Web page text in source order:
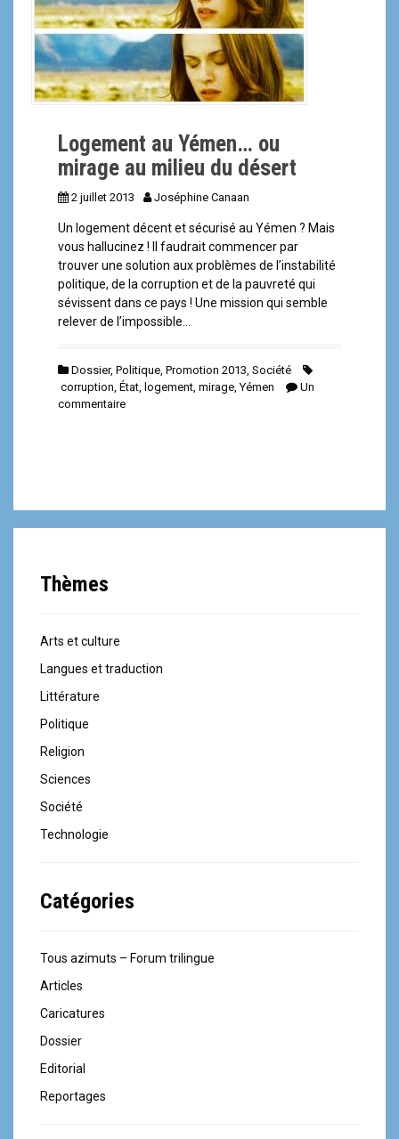
Logement au Yémen… ou
mirage au milieu du désert
2 juillet 2013 Joséphine Canaan
Un logement décent et sécurisé au Yémen ? Mais
vous hallucinez ! Il faudrait commencer par
trouver une solution aux problèmes de l’instabilité
politique, de la corruption et de la pauvreté qui
sévissent dans ce pays ! Une mission qui semble
relever de l’impossible…
Dossier, Politique, Promotion 2013, Société
corruption, État, logement, mirage,Yémen
Un
commentaire
Thèmes
Arts et culture
Langues et traduction
Littérature
Politique
Religion
Sciences
Société
Technologie
Catégories
Tous azimuts – Forum trilingue
Articles
Caricatures
Dossier
Editorial
Reportages